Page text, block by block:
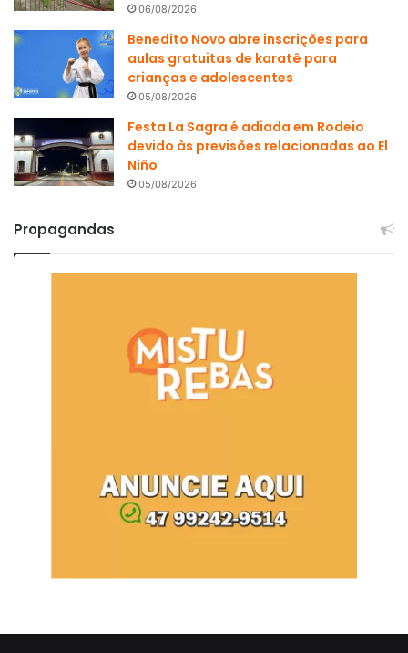
06/08/2026
Benedito Novo abre inscrições para
aulas gratuitas de karatê para
crianças e adolescentes
05/08/2026
Festa La Sagra é adiada em Rodeio
devido às previsões relacionadas ao El
Niño
05/08/2026
Propagandas